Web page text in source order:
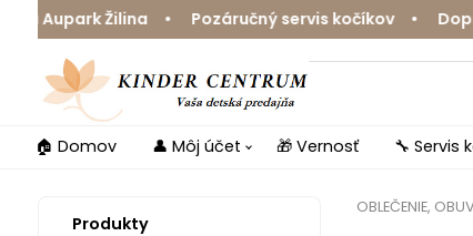
Žilina • Pozáručný servis kočíkov •
🏠 Domov 👤 Môj účet 🎁 Vernosť 🔧 Servis
Produkty
OBLEČENIE,